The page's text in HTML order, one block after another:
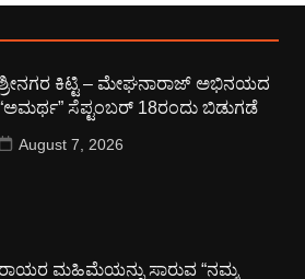
ಕಿಟ್ಟಿ – ಮೇಘನಾರಾಜ್ ಅಭಿನಯದ
ಸೆಪ್ಟಂಬರ್ 18ರಂದು ಬಿಡುಗಡೆ
August 7, 2026
ರಾಯರ ಮಹಿಮೆಯನ್ನು ಸಾರುವ “ನಮ್ಮ